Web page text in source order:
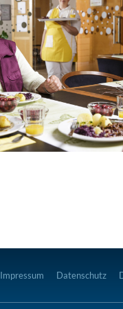
Impressum Datenschutz